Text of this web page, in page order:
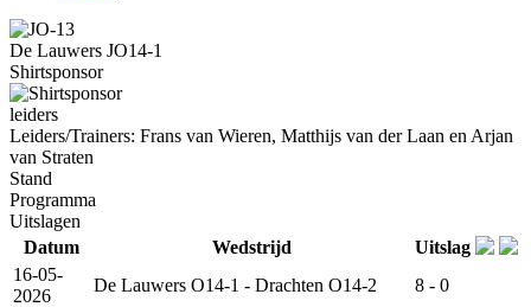
De Lauwers JO14-1
Shirtsponsor
leiders
Leiders/Trainers: Frans van Wieren, Matthijs van der Laan en Arjan
van Straten
Stand
Programma
Uitslagen
Datum
Wedstrijd
Uitslag
16-05-
2026
De Lauwers O14-1 - Drachten O14-2
8 - 0